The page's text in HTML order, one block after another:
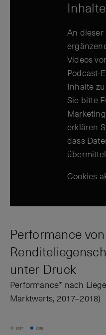
An dieser
Videos
Podcast-
Inhalte
Sie bitte
erklären
dass
Cookies
Performance von
unter Druck
Performance* nach
Marktwerts, 2017–2018)